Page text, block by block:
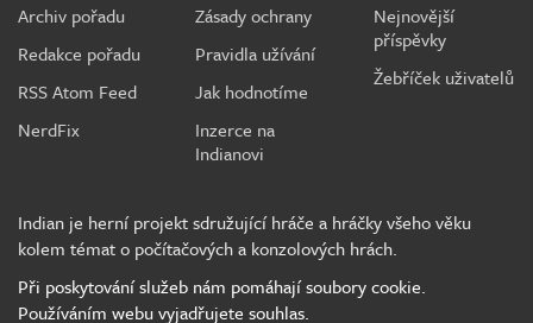
Archiv pořadu
Redakce pořadu
RSS Atom Feed
NerdFix
Zásady ochrany
Pravidla užívání
Jak hodnotíme
Inzerce na
Indianovi
Nejnovější
příspěvky
Žebříček uživatelů
Indian je herní projekt sdružující hráče a hráčky všeho věku
kolem témat o počítačových a konzolových hrách.
Při poskytování služeb nám pomáhají soubory cookie.
Používáním webu vyjadřujete souhlas.